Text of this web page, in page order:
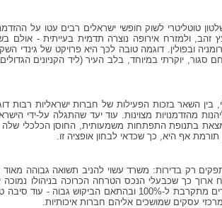
טוטליטרי לשוק חופשי ישראלים רבים עטו על
ולמזרח אירופה נוצרה תדמית בעייתית - אולם
ובפולין. דוגמה טובה לכך היא פרויקט של גינדי
יוקרתי במיוחד, בלב העיר (ליד הקניונים
בין השאר בזכות הפעילות של חברות ישראליות רבות
מהזדמנויות מצוינות. עוד יעד שהתגלה על-ידי
לניו יורק נמצאת בתנופת התפתחות משמעותית, החוסן הכלכלי
אף היא, כך שכדאי לבחון אופציה זו.
רק בדירות: משרד עשוי להניב תשואה גבוהה מאוד
ארוך כך שכבעלי הנכס הטרחה הכרוכה בניהולו נמוכה
וכמו כן תזכו לראש שקט. עוד כדאי לדעת שבגוש דן תפוסת המשרדים מתקרבת ל-100% ובהתאם הביקוש גבוה -
עסקים שמושכים אליהם חברות איכותיות.